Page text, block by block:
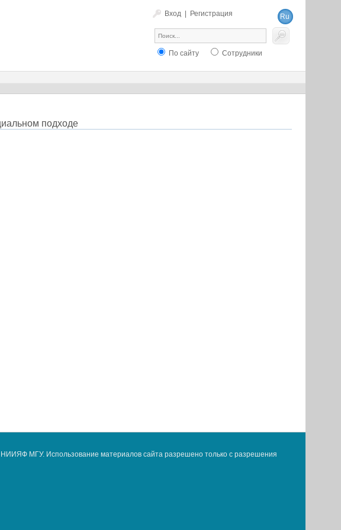
Вход Регистрация
Ru
En
По сайту Сотрудники
подходе
МГУ. Использование материалов сайта разрешено только с разрешения